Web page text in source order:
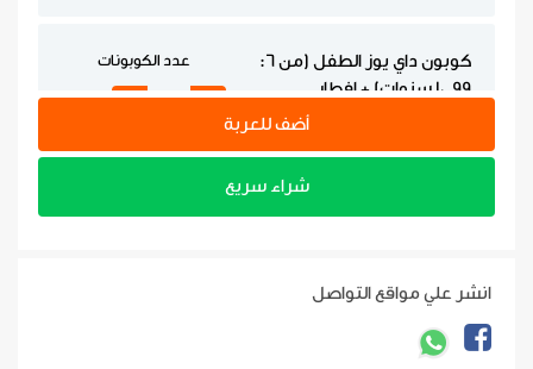
كوبون داي يوز الطفل (من 6:
10.99 سنوات) + إفطار
عدد الكوبونات
+
-
كوبون داي يوز الفرد (+11 سنة) +
غداء
10.99 سنوات) + غداء
أضف للعربة
شراء سريع
انشر علي مواقع التواصل